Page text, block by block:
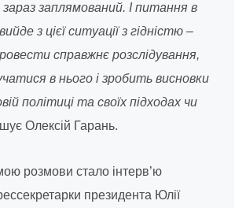
заплямований. І питання в
з цієї ситуації з гідністю –
справжнє розслідування,
в нього і зробить висновки
політиці та своїх підходах чи
Олексій Гарань.
розмови стало інтерв’ю
президента Юлії